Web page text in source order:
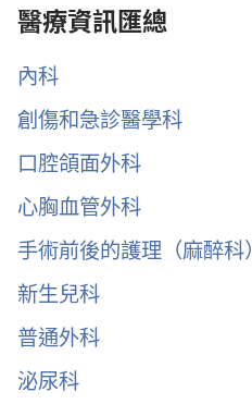
醫療資訊匯總
內科
創傷和急診醫學科
口腔頜面外科
心胸血管外科
手術前後的護理（麻醉科）
新生兒科
普通外科
泌尿科